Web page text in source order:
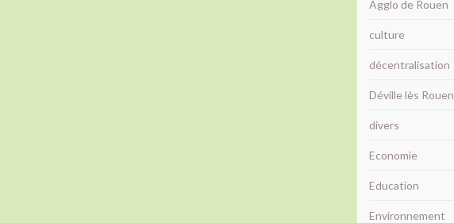
Agglo de Rouen
culture
décentralisation
Déville lès Rouen
divers
Economie
Education
Environnement